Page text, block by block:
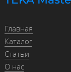
Главная
Каталог
Статьи
О нас